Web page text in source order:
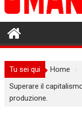
Tu sei qui Home
Superare il
produzione.